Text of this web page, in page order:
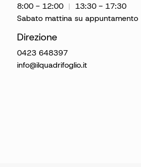
8:00 - 12:00 | 13:30 - 17:30
Sabato mattina su appuntamento
Direzione
0423 648397
info@ilquadrifoglio.it